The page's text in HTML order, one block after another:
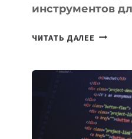
инструментов
ЧИТАТЬ ДАЛЕЕ ТАСК-
ДЛЯ
РАБОТЫ